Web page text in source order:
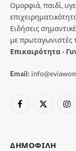
Ομορφιά, παιδί,
Ειδήσεις
με πρωταγωνιστές
Επικαιρότητα -
Email:
Facebook
X
ΔΗΜΟΦΙΛΉ